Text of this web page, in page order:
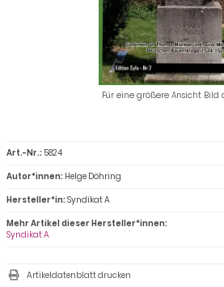
Für eine größere Ansicht Bild
Art.-Nr.: 5824
Autor*innen: Helge Döhring
Hersteller*in:Syndikat A
Mehr Artikel dieser Hersteller*innen:
Syndikat A
Artikeldatenblatt drucken